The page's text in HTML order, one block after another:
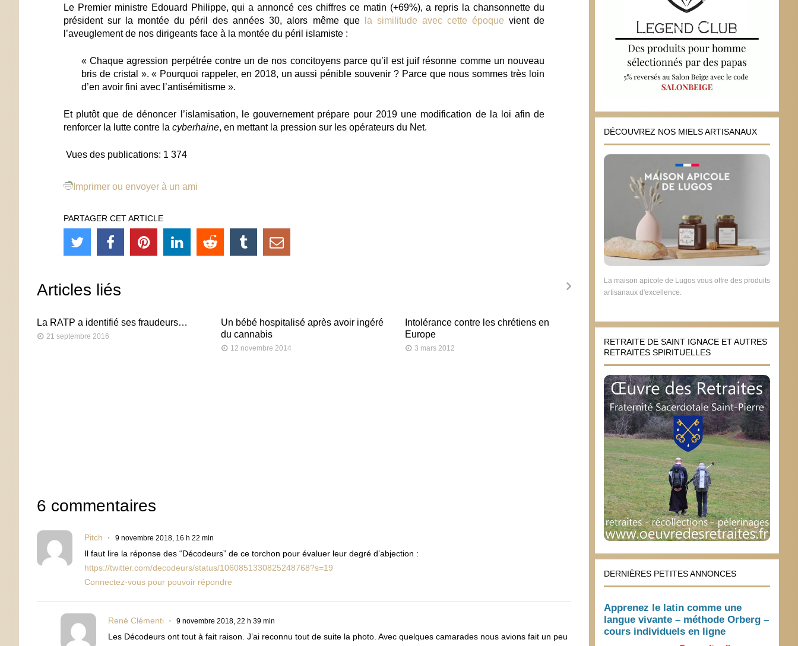
Le Premier ministre Edouard Philippe, qui a annoncé ces chiffres ce matin (+69%), a repris la chansonnette du
président sur la montée du péril des années 30, alors même que
la similitude avec cette époque vient de
l’aveuglement de nos dirigeants face à la montée du péril islamiste :
« Chaque agression perpétrée contre un de nos concitoyens parce qu’il est juif résonne comme un nouveau
bris de cristal ». « Pourquoi rappeler, en 2018, un aussi pénible souvenir ? Parce que nous sommes très loin
d’en avoir fini avec l’antisémitisme ».
Et plutôt que de dénoncer l’islamisation, le gouvernement prépare pour 2019 une modification de la loi afin de
renforcer la lutte contre la cyberhaine, en mettant la pression sur les opérateurs du Net.
Vues des publications: 1 374
Imprimer ou envoyer à un ami
PARTAGER CET ARTICLE
Articles liés
La RATP a identifié ses fraudeurs…
21 septembre 2016
Un bébé hospitalisé après avoir ingéré
du cannabis
12 novembre 2014
Intolérance contre les chrétiens en
Europe
3 mars 2012
Sur les papes du bout du monde, il ne
temps réel
Point
6 commentaires
Pitch 9 novembre 2018, 16 h 22 min
Il faut lire la réponse des “Décodeurs” de ce torchon pour évaluer leur degré d’abjection :
https://twitter.com/decodeurs/status/1060851330825248768?s=19
Connectez-vous pour pouvoir répondre
René Clémenti 9 novembre 2018, 22 h 39 min
Les Décodeurs ont tout à fait raison. J’ai reconnu tout de suite la photo. Avec quelques camarades nous avions fait un peu
DÉCOUVREZ NOS MIELS ARTISANAUX
La maison apicole de Lugos vous offre des produits
artisanaux d'excellence.
RETRAITE DE SAINT IGNACE ET AUTRES
RETRAITES SPIRITUELLES
DERNIÈRES PETITES ANNONCES
Apprenez le latin comme une
langue vivante – méthode Orberg –
cours individuels en ligne